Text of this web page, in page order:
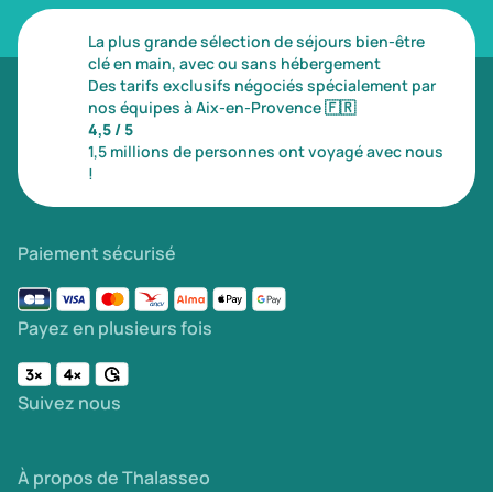
La plus grande sélection de séjours bien-être
clé en main, avec ou sans hébergement
Des tarifs exclusifs négociés spécialement par
nos équipes à Aix-en-Provence🇫🇷
4,5 / 5
1,5 millions de personnes ont voyagé avec nous
!
Paiement sécurisé
Payez en plusieurs fois
Suivez nous
À propos de Thalasseo